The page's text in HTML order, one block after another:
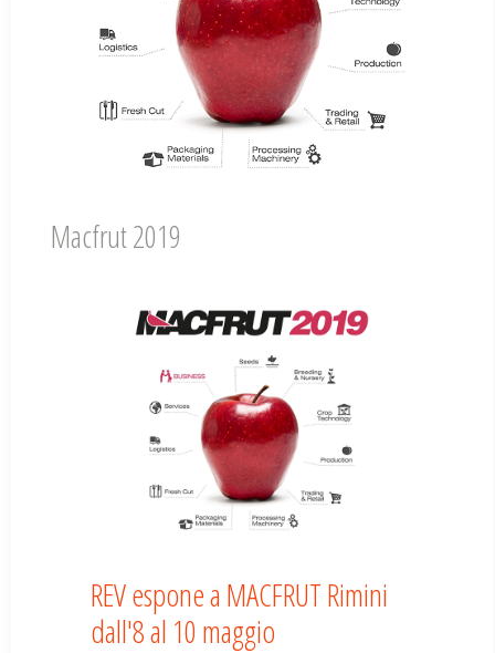
Macfrut 2019
REV espone a MACFRUT Rimini
dall'8 al 10 maggio